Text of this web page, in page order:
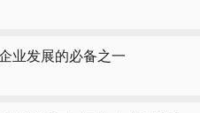
业发展的必备之一